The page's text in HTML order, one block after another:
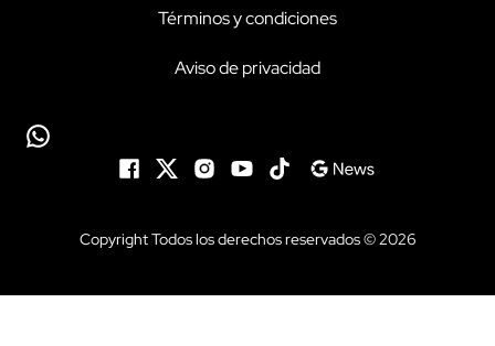
Términos y condiciones
Aviso de privacidad
Copyright Todos los derechos reservados © 2026